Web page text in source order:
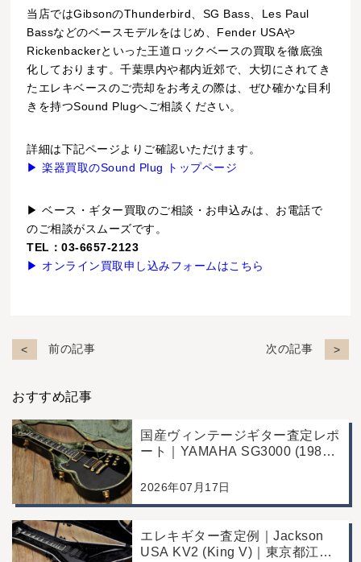
当店ではGibsonのThunderbird、SG Bass、Les Paul
Bassなどのベースモデルをはじめ、Fender USAや
Rickenbackerといった王道ロックベースの買取を徹底強
化しております。千葉県内や都内近郊で、大切にされてき
たエレキベースのご売却をお考えの際は、ぜひ確かな目利
きを持つSound Plugへご相談ください。
詳細は下記ページよりご確認いただけます。
▶ 楽器買取のSound Plug トップページ
▶ ベース・ギター買取のご相談・お申込みは、お電話で
のご相談がスムーズです。
TEL：03-6657-2123
▶ オンライン買取申し込みフォームはこちら
前の記事 次の記事
おすすめ記事
国産ヴィンテージギター査定レポ
ート｜YAMAHA SG3000 (1988
り店舗にて買取
2026年07月17日
エレキギター査定例｜Jackson
USA KV2 (King V)｜東京都江戸